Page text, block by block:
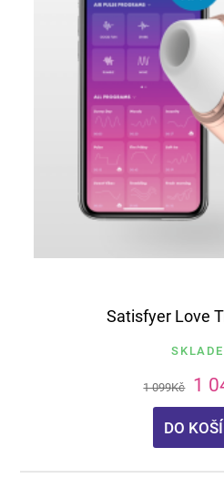
Satisfyer Love
1 099Kč 1
DO